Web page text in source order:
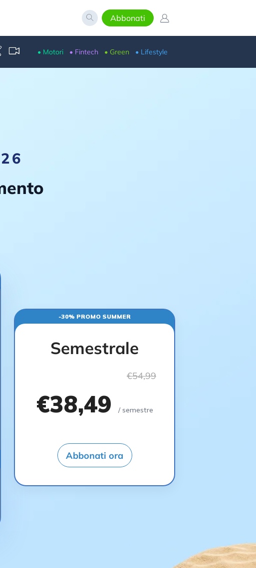
Abbonati
• Motori • Fintech • Green • Lifestyle
-30% PROMO SUMMER
Semestrale
€54,99
€38,49 / semestre
Abbonati ora